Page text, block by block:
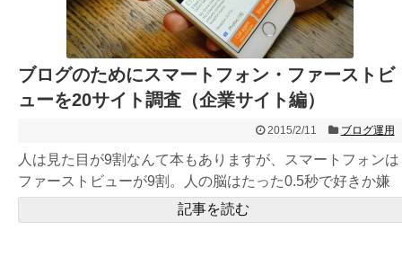
ブログのためにスマートフォン・ファーストビ
ューを20サイト調査（企業サイト編）
2015/2/11 ブログ運用
人は見た目が9割なんて本もありますが、スマートフォンは
ファーストビューが9割。人の脳はたった0.5秒で好きか嫌
いかを判断...
記事を読む